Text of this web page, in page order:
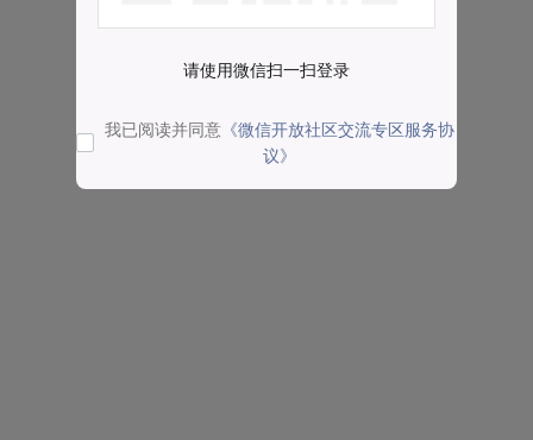
请使用微信扫一扫登录
我已阅读并同意 《微信开放社区交流专区服务协
议》